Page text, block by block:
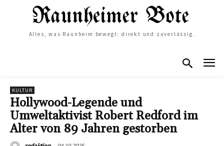
Alles, was Raunheim bewegt: direkt und zuverlässig.
KULTUR
Hollywood-Legende und
Umweltaktivist Robert Redford im
Alter von 89 Jahren gestorben